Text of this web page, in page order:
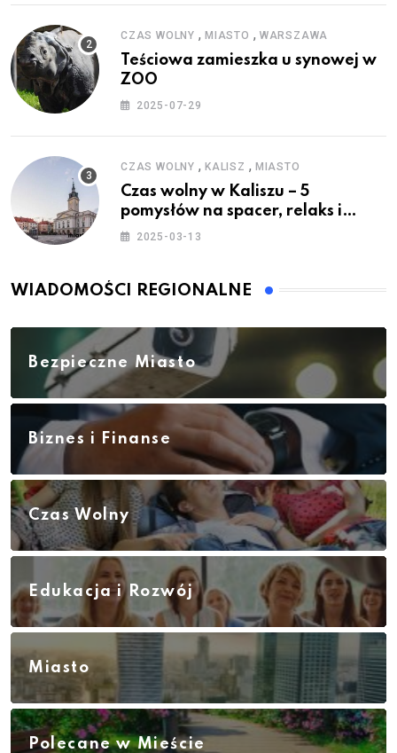
CZAS WOLNY , MIASTO , WARSZAWA
Teściowa zamieszka u synowej w
ZOO
2025-07-29
CZAS WOLNY , KALISZ , MIASTO
Czas wolny w Kaliszu – 5
pomysłów na spacer, relaks i
rodzinne atrakcje
2025-03-13
WIADOMOŚCI REGIONALNE
Bezpieczne Miasto
Biznes i Finanse
Czas Wolny
Edukacja i Rozwój
Miasto
Polecane w Mieście